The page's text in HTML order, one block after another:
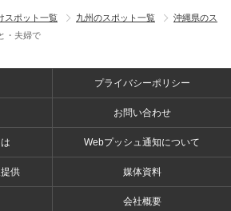
スポット一覧 九州のスポット一覧
沖縄県のス
・夫婦で
プライバシーポリシー
お問い合わせ
Webプッシュ通知について
供 媒体資料
会社概要